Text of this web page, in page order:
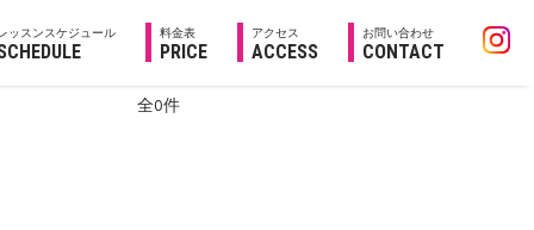
ッスンスケジュール 料金表
PRICE
アクセス
ACCESS
お問い合わせ
CONTACT
全0件